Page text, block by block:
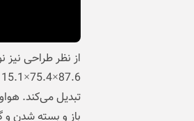
از نظر طراحی نیز